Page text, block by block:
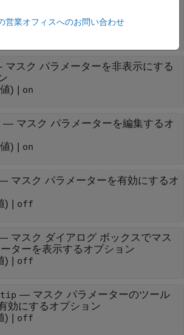
ルに保存するオプション
マスク パラメーターを非表示にする
) | on
— マスク パラメーターを編集するオ
) | on
マスク パラメーターを有効にするオ
) | off
マスク ダイアログ ボックスでマス
ターを表示するオプション
) | off
— マスク パラメーターのツール
効にするオプション
) | off
営業オフィスへのお問い合わせ